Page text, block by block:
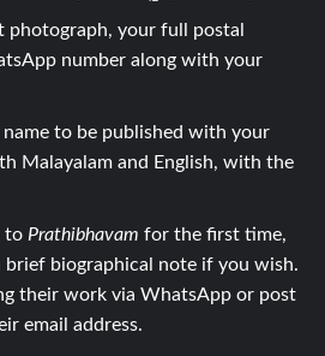
photograph, your full postal
number along with your
name to be published with your
Malayalam and English, with the
to Prathibhavam for the first time,
brief biographical note if you wish.
their work via WhatsApp or post
email address.